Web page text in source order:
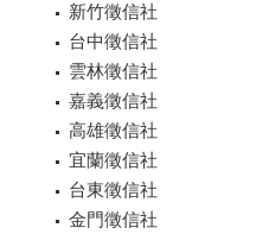
新竹徵信社
台中徵信社
雲林徵信社
嘉義徵信社
高雄徵信社
宜蘭徵信社
台東徵信社
金門徵信社